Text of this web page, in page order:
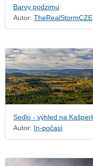
Barvy podzimu
Autor: TheRealStormCZE
Sedlo - výhled na
Autor: In-počasí